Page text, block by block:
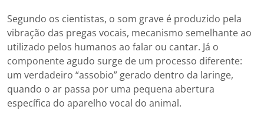
Segundo os cientistas, o som grave é produzido pela
vibração das pregas vocais, mecanismo semelhante ao
utilizado pelos humanos ao falar ou cantar. Já o
componente agudo surge de um processo diferente:
um verdadeiro “assobio” gerado dentro da laringe,
quando o ar passa por uma pequena abertura
específica do aparelho vocal do animal.